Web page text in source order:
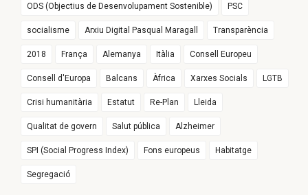
ODS (Objectius de Desenvolupament Sostenible) PSC
socialisme Arxiu Digital Pasqual Maragall Transparència
2018 França Alemanya Itàlia Consell Europeu
Consell d'Europa Balcans Àfrica Xarxes Socials LGTB
Crisi humanitària Estatut Re-Plan Lleida
Qualitat de govern Salut pública Alzheimer
SPI (Social Progress Index) Fons europeus Habitatge
Segregació